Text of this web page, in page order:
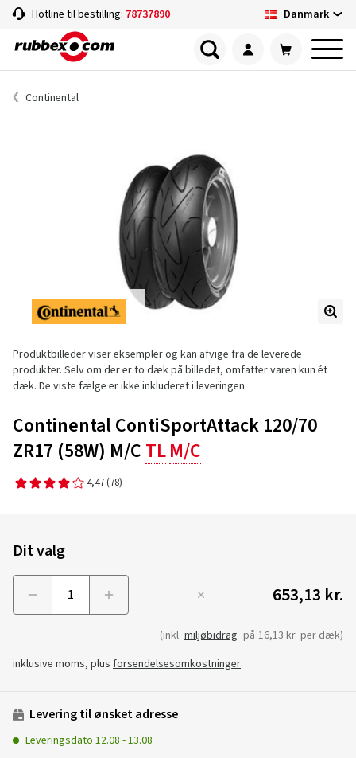
Hotline til bestilling: 78737890 Danmark
Continental
Produktbilleder viser eksempler og kan afvige fra de leverede
produkter. Selv om der er to dæk på billedet, omfatter varen kun ét
dæk. De viste fælge er ikke inkluderet i leveringen.
Continental ContiSportAttack 120/70
ZR17 (58W) M/C TLM/C
4,47 (78)
Dit valg
653,13 kr.
(inkl. miljøbidrag på 16,13 kr. per dæk)
inklusive moms, plus forsendelsesomkostninger
Levering til ønsket adresse
Leveringsdato 12.08 -13.08